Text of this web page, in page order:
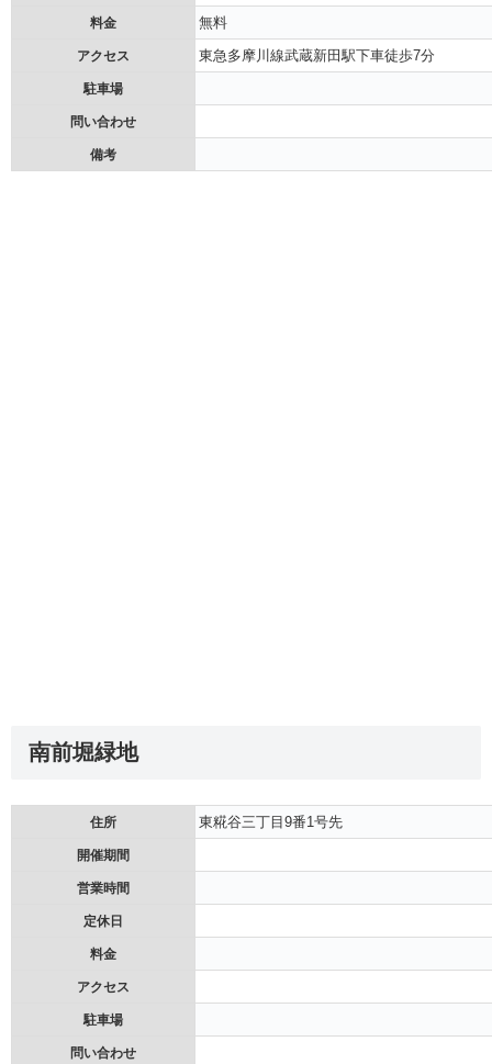
料金 無料
アクセス 東急多摩川線武蔵新田駅下車徒歩7分
駐車場
問い合わせ
備考
南前堀緑地
住所 東糀谷三丁目9番1号先
開催期間
営業時間
定休日
料金
アクセス
駐車場
問い合わせ